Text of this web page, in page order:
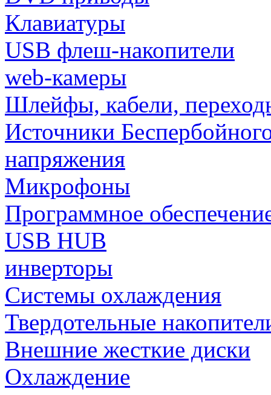
Клавиатуры
USB флеш-накопители
web-камеры
Шлейфы, кабели,
Источники
напряжения
Микрофоны
Программное
USB HUB
инверторы
Системы охлаждения
Твердотельные
Внешние жесткие диски
Охлаждение